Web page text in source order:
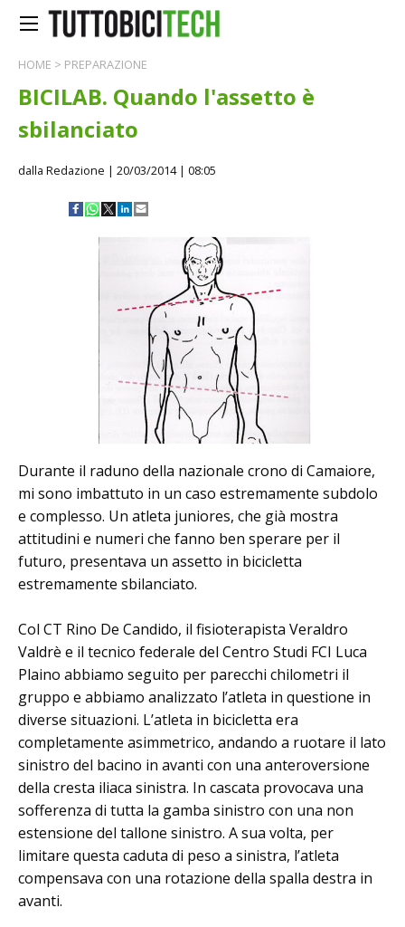
HOME > PREPARAZIONE
BICILAB. Quando l'assetto è
sbilanciato
dalla Redazione | 20/03/2014 | 08:05
Durante il raduno della nazionale crono di Camaiore,
mi sono imbattuto in un caso estremamente subdolo
e complesso. Un atleta juniores, che già mostra
attitudini e numeri che fanno ben sperare per il
futuro, presentava un assetto in bicicletta
estremamente sbilanciato.
Col CT Rino De Candido, il fisioterapista Veraldro
Valdrè e il tecnico federale del Centro Studi FCI Luca
Plaino abbiamo seguito per parecchi chilometri il
gruppo e abbiamo analizzato l’atleta in questione in
diverse situazioni. L’atleta in bicicletta era
completamente asimmetrico, andando a ruotare il lato
sinistro del bacino in avanti con una anteroversione
della cresta iliaca sinistra. In cascata provocava una
sofferenza di tutta la gamba sinistro con una non
estensione del tallone sinistro. A sua volta, per
limitare questa caduta di peso a sinistra, l’atleta
compensava con una rotazione della spalla destra in
avanti.